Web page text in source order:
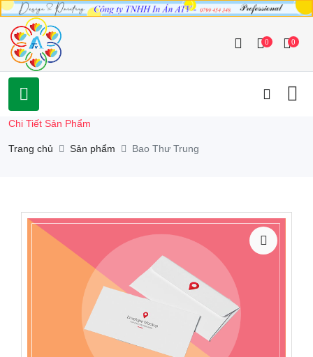
0 0
Chi Tiết Sản Phẩm
Trang chủ Sản phẩm Bao Thư Trung